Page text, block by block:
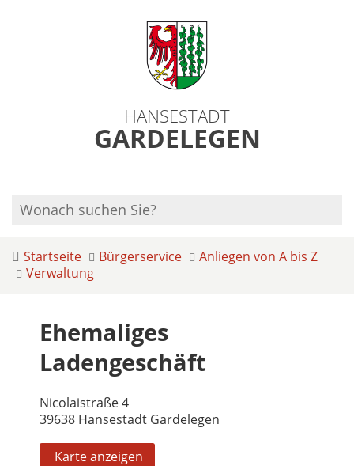
HANSESTADT
GARDELEGEN
Startseite Bürgerservice
Anliegen von A bis Z
Verwaltung
Ehemaliges
Ladengeschäft
Nicolaistraße 4
39638 Hansestadt Gardelegen
Karte anzeigen